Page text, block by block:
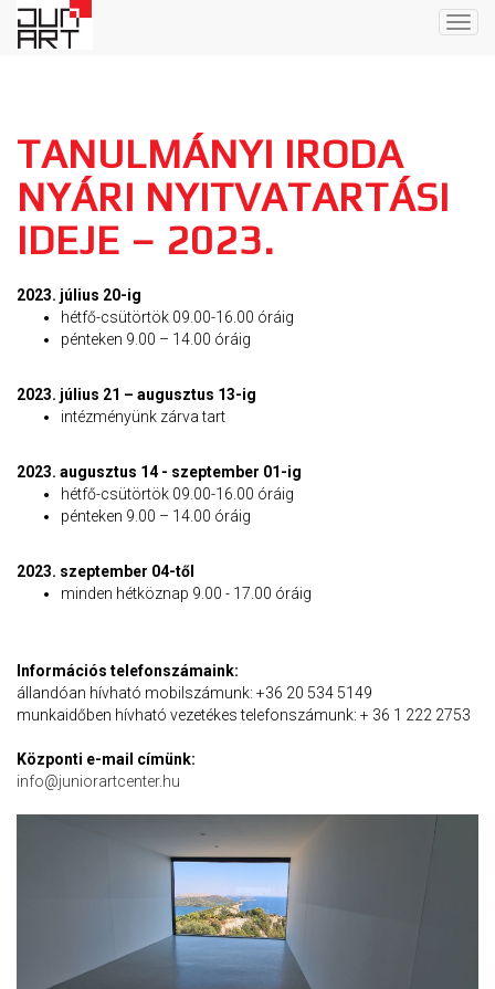
TANULMÁNYI IRODA
NYÁRI NYITVATARTÁSI
IDEJE – 2023.
2023. július 20-ig
hétfő-csütörtök 09.00-16.00 óráig
pénteken 9.00 – 14.00 óráig
2023. július 21 – augusztus 13-ig
intézményünk zárva tart
2023. augusztus 14 - szeptember 01-ig
hétfő-csütörtök 09.00-16.00 óráig
pénteken 9.00 – 14.00 óráig
2023. szeptember 04-től
minden hétköznap 9.00 - 17.00 óráig
Információs telefonszámaink:
állandóan hívható mobilszámunk: +36 20 534 5149
munkaidőben hívható vezetékes telefonszámunk: + 36 1 222 2753
Központi e-mail címünk:
info@juniorartcenter.hu